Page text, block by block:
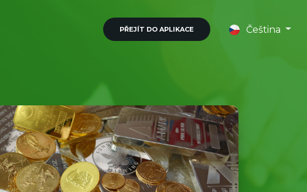
PŘEJÍT DO APLIKACE Čeština